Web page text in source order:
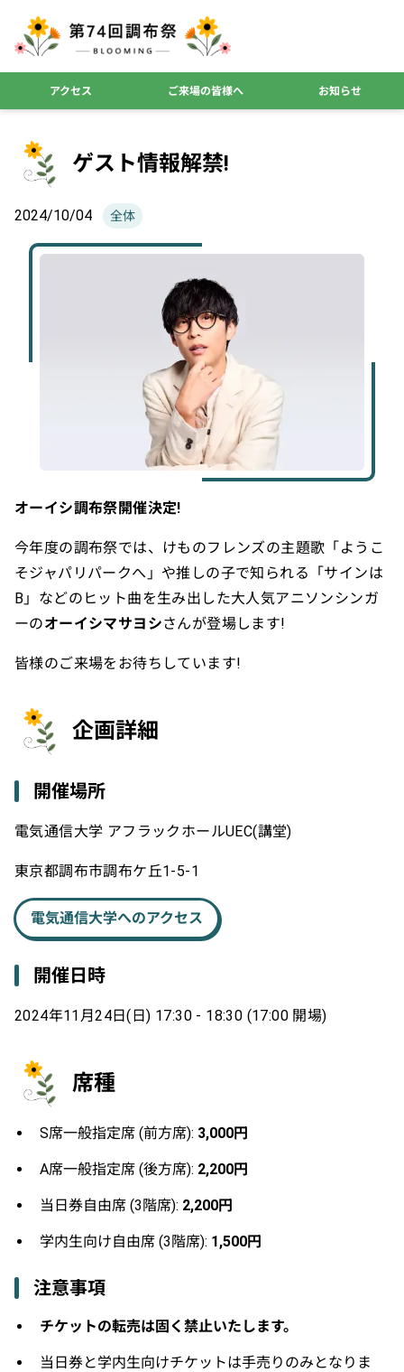
アクセス ご来場の皆様へ お知らせ
ゲスト情報解禁!
2024/10/04 全体
オーイシ調布祭開催決定!
今年度の調布祭では、けものフレンズの主題歌「ようこ
そジャパリパークへ」や推しの子で知られる「サインは
B」などのヒット曲を生み出した大人気アニソンシンガ
ーのオーイシマサヨシさんが登場します!
皆様のご来場をお待ちしています!
企画詳細
開催場所
電気通信大学 アフラックホールUEC(講堂)
東京都調布市調布ケ丘1-5-1
電気通信大学へのアクセス
開催日時
2024年11月24日(日) 17:30 - 18:30 (17:00 開場)
席種
S席一般指定席 (前方席): 3,000円
A席一般指定席 (後方席): 2,200円
当日券自由席 (3階席): 2,200円
学内生向け自由席 (3階席): 1,500円
注意事項
チケットの転売は固く禁止いたします。
当日券と学内生向けチケットは手売りのみとなりま